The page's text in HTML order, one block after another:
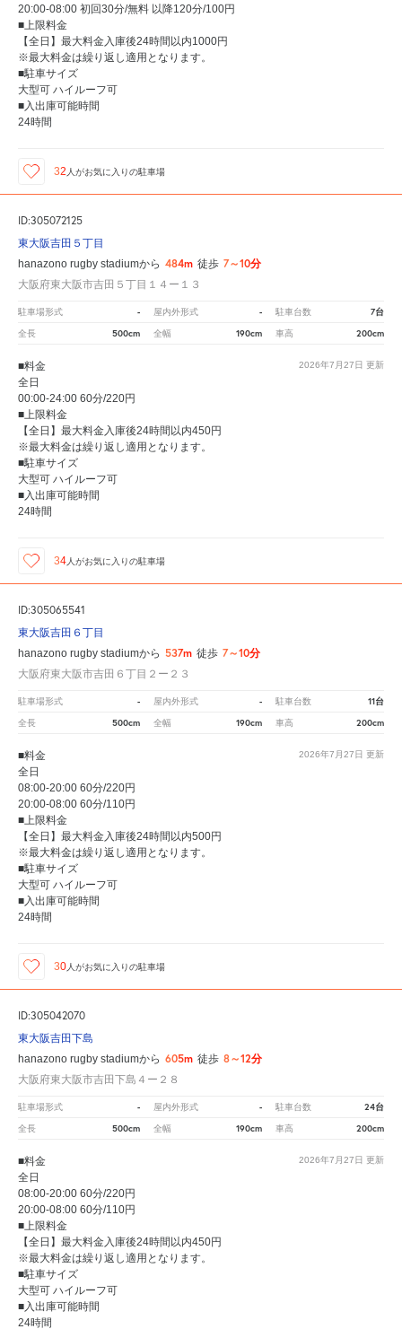
20:00-08:00 初回30分/無料 以降120分/100円
■上限料金
【全日】最大料金入庫後24時間以内1000円
※最大料金は繰り返し適用となります。
■駐車サイズ
大型可 ハイルーフ可
■入出庫可能時間
24時間
32 人がお気に入りの駐車場
ID:305072125
東大阪吉田５丁目
hanazono rugby stadiumから 484m 徒歩 7～10分
大阪府東大阪市吉田５丁目１４ー１３
駐車場形式 - 屋内外形式 - 駐車台数 7台
全長 500cm 全幅 190cm 車高 200cm
2026年7月27日 更新
■料金
全日
00:00-24:00 60分/220円
■上限料金
【全日】最大料金入庫後24時間以内450円
※最大料金は繰り返し適用となります。
■駐車サイズ
大型可 ハイルーフ可
■入出庫可能時間
24時間
34 人がお気に入りの駐車場
ID:305065541
東大阪吉田６丁目
hanazono rugby stadiumから 537m 徒歩 7～10分
大阪府東大阪市吉田６丁目２ー２３
駐車場形式 - 屋内外形式 - 駐車台数 11台
全長 500cm 全幅 190cm 車高 200cm
2026年7月27日 更新
■料金
全日
08:00-20:00 60分/220円
20:00-08:00 60分/110円
■上限料金
【全日】最大料金入庫後24時間以内500円
※最大料金は繰り返し適用となります。
■駐車サイズ
大型可 ハイルーフ可
■入出庫可能時間
24時間
30 人がお気に入りの駐車場
ID:305042070
東大阪吉田下島
hanazono rugby stadiumから 605m 徒歩 8～12分
大阪府東大阪市吉田下島４ー２８
駐車場形式 - 屋内外形式 - 駐車台数 24台
全長 500cm 全幅 190cm 車高 200cm
2026年7月27日 更新
■料金
全日
08:00-20:00 60分/220円
20:00-08:00 60分/110円
■上限料金
【全日】最大料金入庫後24時間以内450円
※最大料金は繰り返し適用となります。
■駐車サイズ
大型可 ハイルーフ可
■入出庫可能時間
24時間